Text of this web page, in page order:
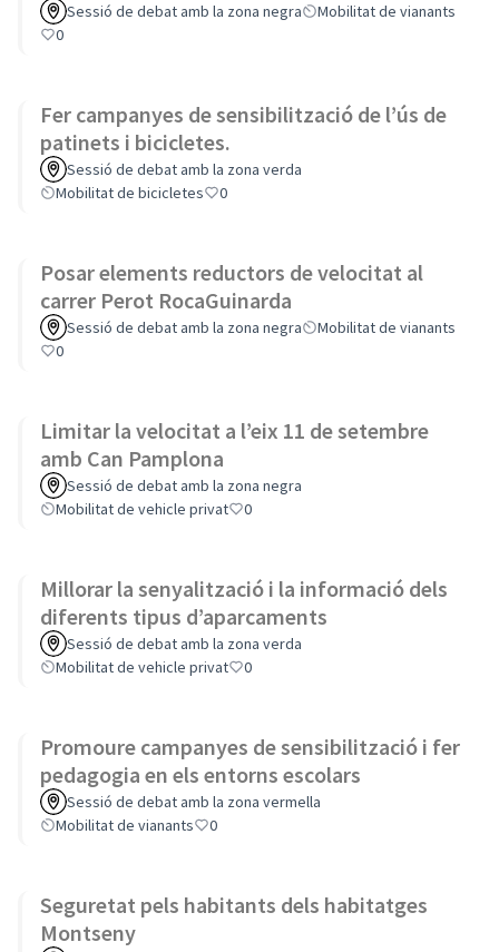
Sessió de debat amb la zona negra
Mobilitat de vianants
0
Fer campanyes de sensibilització de l’ús de
patinets i bicicletes.
Sessió de debat amb la zona verda
Mobilitat de bicicletes
0
Posar elements reductors de velocitat al
carrer Perot RocaGuinarda
Sessió de debat amb la zona negra
Mobilitat de vianants
0
Limitar la velocitat a l’eix 11 de setembre
amb Can Pamplona
Sessió de debat amb la zona negra
Mobilitat de vehicle privat
0
Millorar la senyalització i la informació dels
diferents tipus d’aparcaments
Sessió de debat amb la zona verda
Mobilitat de vehicle privat
0
Promoure campanyes de sensibilització i fer
pedagogia en els entorns escolars
Sessió de debat amb la zona vermella
Mobilitat de vianants
0
Seguretat pels habitants dels habitatges
Montseny